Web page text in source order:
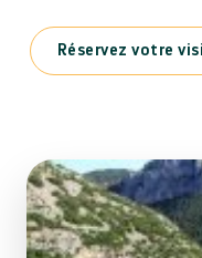
Réservez votre